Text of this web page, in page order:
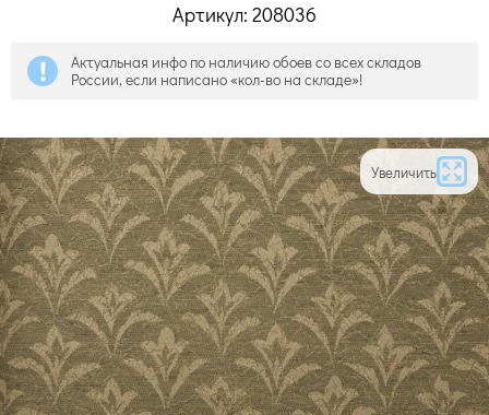
Артикул: 208036
Актуальная инфо по наличию обоев со всех складов
России, если написано «кол-во на складе»!
Увеличить